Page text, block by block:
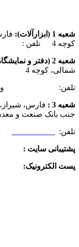
شعبه 1 (ابزارآلات):
کوچه 4 تلفن :
شعبه 2 (دفتر و نمایشگاه چرخ) :
شمالی، کوچه 4
تلفن: و
شعبه 3 :
فارس،
جنب بانک صنعت و
تلفن:
پشتیبانی سایت :
پست الکترونیک: